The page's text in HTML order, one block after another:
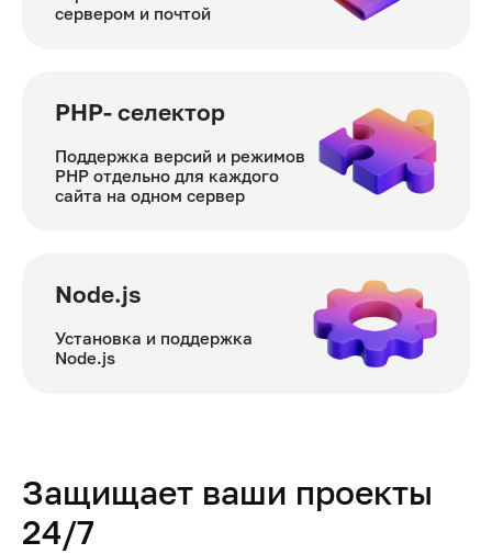
сервером и почтой
PHP- селектор
Поддержка версий и режимов
PHP отдельно для каждого
сайта на одном сервер
Node.js
Установка и поддержка
Node.js
Защищает ваши проекты
24/7